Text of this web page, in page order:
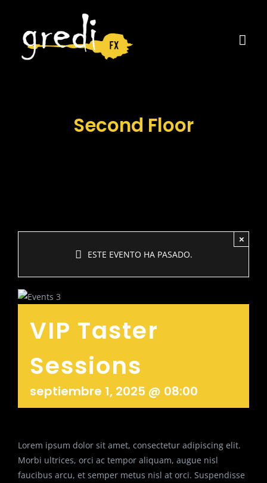
contenido
Second Floor
ESTE EVENTO HA PASADO.
×
VIP Taster
Sessions
septiembre 1, 2025 @ 08:00
Lorem ipsum dolor sit amet, consectetur adipiscing elit.
Morbi ultrices, orci ac tempor aliquam, augue nisl
faucibus arcu, et semper metus nisl at orci. Suspendisse